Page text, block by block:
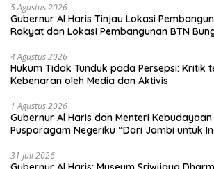
tangan”
5 Agustus 2026
Gubernur Al Haris Tinjau Lokasi
Rakyat dan Lokasi Pembangunan BTN
4 Agustus 2026
Hukum Tidak Tunduk pada Persepsi: Kritik
Kebenaran oleh Media dan Aktivis
1 Agustus 2026
Gubernur Al Haris dan Menteri Kebudayaan
Pusparagam Negeriku “Dari Jambi untuk
31 Juli 2026